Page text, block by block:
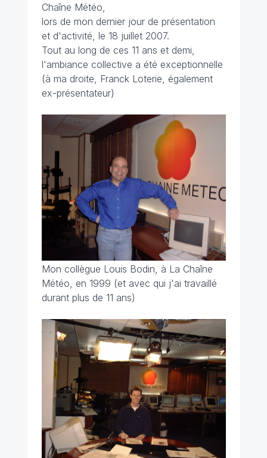
Chaîne Météo,
lors de mon dernier jour de présentation
et d'activité, le 18 juillet 2007.
Tout au long de ces 11 ans et demi,
l'ambiance collective a été exceptionnelle
(à ma droite, Franck Loterie, également
ex-présentateur)
Mon collègue Louis Bodin, à La Chaîne
Météo, en 1999 (et avec qui j'ai travaillé
durant plus de 11 ans)